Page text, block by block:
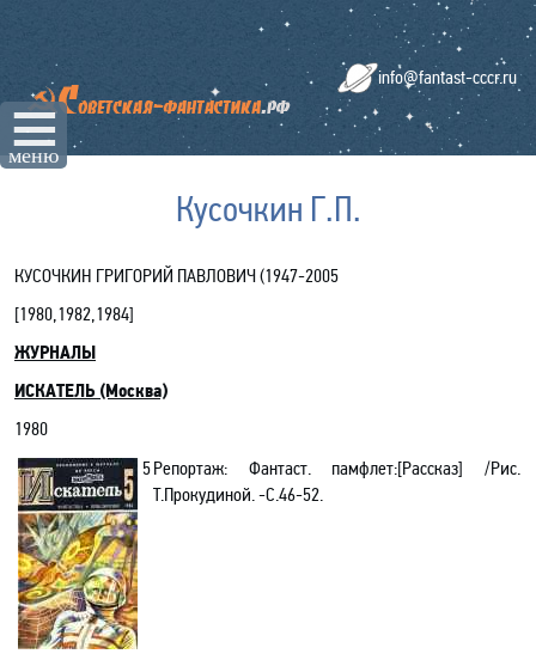
☰
меню
info@fantast-cccr.ru
Кусочкин Г.П.
КУСОЧКИН ГРИГОРИЙ ПАВЛОВИЧ (1947-2005
[1980,1982,1984]
ЖУРНАЛЫ
ИСКАТЕЛЬ (Москва)
1980
5Репортаж: Фантаст. памфлет:[Рассказ] /Рис.
Т.Прокудиной. -С.46-52.